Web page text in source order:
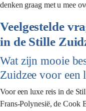
denken graag met u mee
Veelgestelde
in de Stille
Wat zijn mooie
Zuidzee voor een
Voor een luxe reis in de
Frans-Polynesië, de Cook